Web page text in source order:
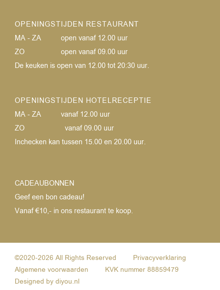
OPENINGSTIJDEN RESTAURANT
MA - ZA
open vanaf 12.00 uur
ZO
open vanaf 09.00 uur
De keuken is open van 12.00 tot 20:30 uur.
OPENINGSTIJDEN HOTELRECEPTIE
MA - ZA
vanaf 12.00 uur
ZO
vanaf 09.00 uur
Inchecken kan tussen 15.00 en 20.00 uur.
CADEAUBONNEN
Geef een bon cadeau!
Vanaf €10,- in ons restaurant te koop.
©2020-2026 All Rights Reserved
Privacyverklaring
Algemene voorwaarden
KVK nummer 88859479
Designed bydiyou.nl